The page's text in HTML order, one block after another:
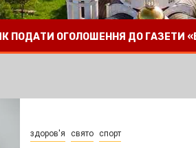
ПОДАТИ ОГОЛОШЕННЯ ДО ГАЗЕТИ
здоров'я свято спорт